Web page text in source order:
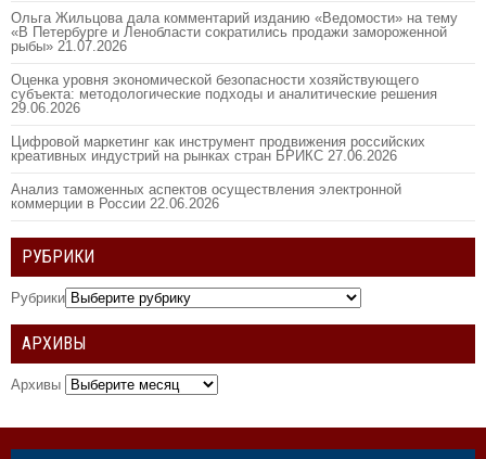
Ольга Жильцова дала комментарий изданию «Ведомости» на тему
«В Петербурге и Ленобласти сократились продажи замороженной
рыбы» 21.07.2026
Оценка уровня экономической безопасности хозяйствующего
субъекта: методологические подходы и аналитические решения
29.06.2026
Цифровой маркетинг как инструмент продвижения российских
креативных индустрий на рынках стран БРИКС 27.06.2026
Анализ таможенных аспектов осуществления электронной
коммерции в России 22.06.2026
РУБРИКИ
Рубрики
АРХИВЫ
Архивы